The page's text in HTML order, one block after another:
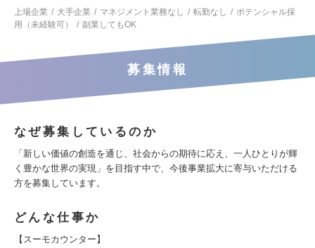
上場企業
大手企業 マネジメント業務なし 転勤なし
ポテンシャル採
用（未経験可）
副業してもOK
募集情報
なぜ募集しているのか
「新しい価値の創造を通じ、社会からの期待に応え、一人ひとりが輝
く豊かな世界の実現」を目指す中で、今後事業拡大に寄与いただける
方を募集しています。
どんな仕事か
【スーモカウンター】